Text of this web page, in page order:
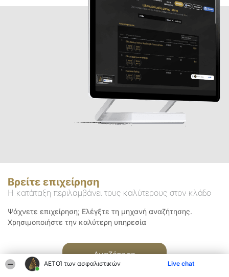
ΑΕΤΟΊ των ασφαλιστικών Live chat
Βρείτε επιχείρηση
Η κατάταξη περιλαμβάνει τους καλύτερους στον κλάδο
Ψάχνετε επιχείρηση; Ελέγξτε τη μηχανή αναζήτησης.
Χρησιμοποιήστε την καλύτερη υπηρεσία
Αναζήτηση